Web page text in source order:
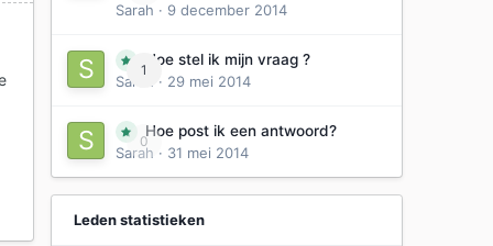
Sarah · 9 december 2014
1
Hoe stel ik mijn vraag ?
Sarah
· 29 mei 2014
0
Hoe post ik een antwoord?
Sarah · 31 mei 2014
Leden statistieken